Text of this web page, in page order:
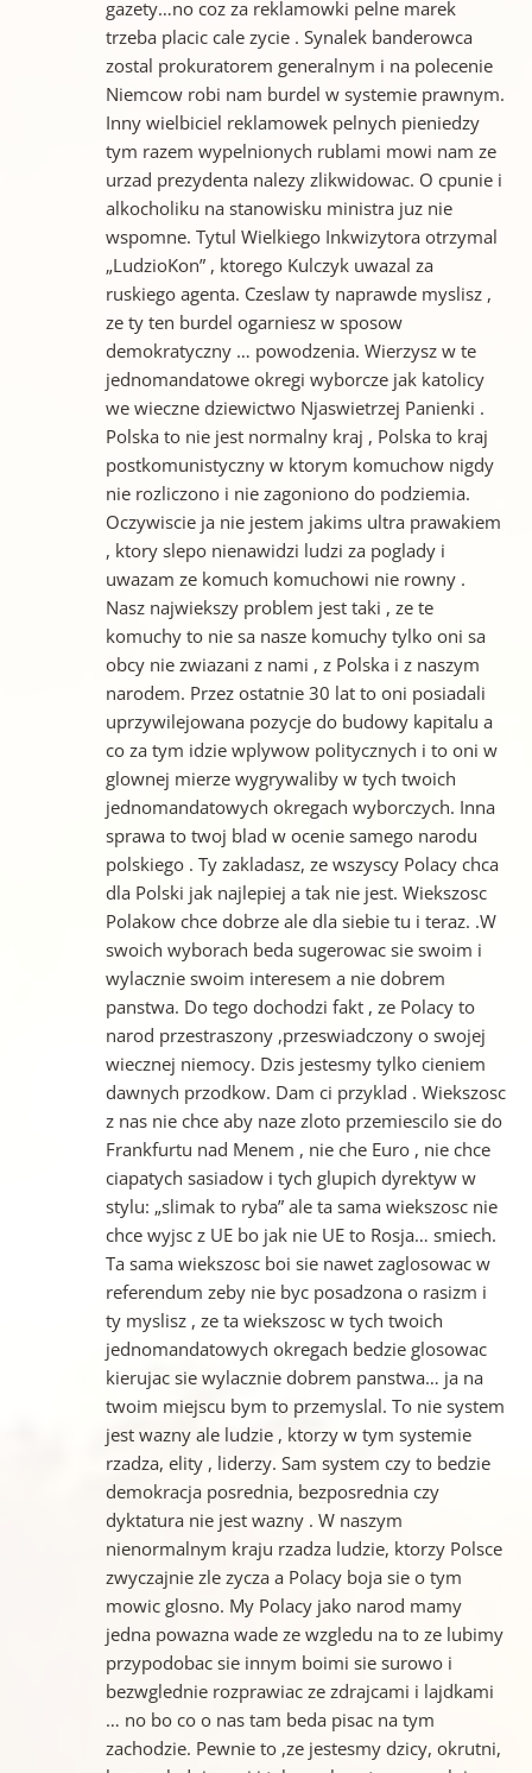
gazety…no coz za reklamowki pelne marek
trzeba placic cale zycie . Synalek banderowca
zostal prokuratorem generalnym i na polecenie
Niemcow robi nam burdel w systemie prawnym.
Inny wielbiciel reklamowek pelnych pieniedzy
tym razem wypelnionych rublami mowi nam ze
urzad prezydenta nalezy zlikwidowac. O cpunie i
alkocholiku na stanowisku ministra juz nie
wspomne. Tytul Wielkiego Inkwizytora otrzymal
„LudzioKon” , ktorego Kulczyk uwazal za
ruskiego agenta. Czeslaw ty naprawde myslisz ,
ze ty ten burdel ogarniesz w sposow
demokratyczny … powodzenia. Wierzysz w te
jednomandatowe okregi wyborcze jak katolicy
we wieczne dziewictwo Njaswietrzej Panienki .
Polska to nie jest normalny kraj , Polska to kraj
postkomunistyczny w ktorym komuchow nigdy
nie rozliczono i nie zagoniono do podziemia.
Oczywiscie ja nie jestem jakims ultra prawakiem
, ktory slepo nienawidzi ludzi za poglady i
uwazam ze komuch komuchowi nie rowny .
Nasz najwiekszy problem jest taki , ze te
komuchy to nie sa nasze komuchy tylko oni sa
obcy nie zwiazani z nami , z Polska i z naszym
narodem. Przez ostatnie 30 lat to oni posiadali
uprzywilejowana pozycje do budowy kapitalu a
co za tym idzie wplywow politycznych i to oni w
glownej mierze wygrywaliby w tych twoich
jednomandatowych okregach wyborczych. Inna
sprawa to twoj blad w ocenie samego narodu
polskiego . Ty zakladasz, ze wszyscy Polacy chca
dla Polski jak najlepiej a tak nie jest. Wiekszosc
Polakow chce dobrze ale dla siebie tu i teraz. .W
swoich wyborach beda sugerowac sie swoim i
wylacznie swoim interesem a nie dobrem
panstwa. Do tego dochodzi fakt , ze Polacy to
narod przestraszony ,przeswiadczony o swojej
wiecznej niemocy. Dzis jestesmy tylko cieniem
dawnych przodkow. Dam ci przyklad . Wiekszosc
z nas nie chce aby naze zloto przemiescilo sie do
Frankfurtu nad Menem , nie che Euro , nie chce
ciapatych sasiadow i tych glupich dyrektyw w
stylu: „slimak to ryba” ale ta sama wiekszosc nie
chce wyjsc z UE bo jak nie UE to Rosja… smiech.
Ta sama wiekszosc boi sie nawet zaglosowac w
referendum zeby nie byc posadzona o rasizm i
ty myslisz , ze ta wiekszosc w tych twoich
jednomandatowych okregach bedzie glosowac
kierujac sie wylacznie dobrem panstwa… ja na
twoim miejscu bym to przemyslal. To nie system
jest wazny ale ludzie , ktorzy w tym systemie
rzadza, elity , liderzy. Sam system czy to bedzie
demokracja posrednia, bezposrednia czy
dyktatura nie jest wazny . W naszym
nienormalnym kraju rzadza ludzie, ktorzy Polsce
zwyczajnie zle zycza a Polacy boja sie o tym
mowic glosno. My Polacy jako narod mamy
jedna powazna wade ze wzgledu na to ze lubimy
przypodobac sie innym boimi sie surowo i
bezwglednie rozprawiac ze zdrajcami i lajdkami
… no bo co o nas tam beda pisac na tym
zachodzie. Pewnie to ,ze jestesmy dzicy, okrutni,